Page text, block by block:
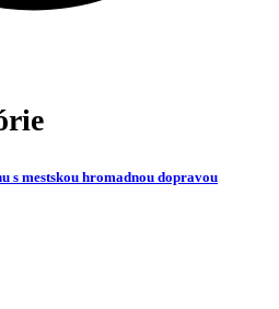
s mestskou hromadnou dopravou